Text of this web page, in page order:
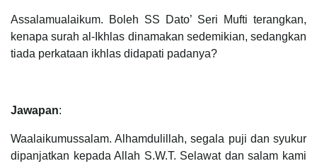
Assalamualaikum. Boleh SS Dato’ Seri Mufti terangkan,
kenapa surah al-Ikhlas dinamakan sedemikian, sedangkan
tiada perkataan ikhlas didapati padanya?
Jawapan:
Waalaikumussalam. Alhamdulillah, segala puji dan syukur
dipanjatkan kepada Allah S.W.T. Selawat dan salam kami